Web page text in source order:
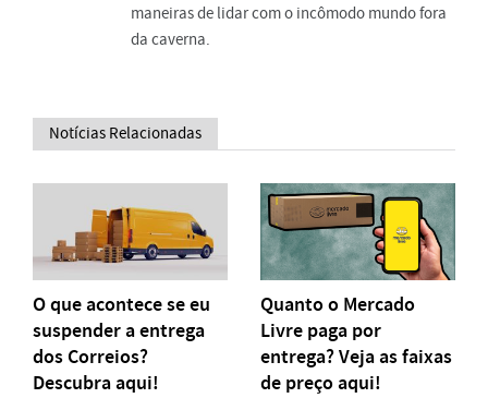
maneiras de lidar com o incômodo mundo fora
da caverna.
Notícias Relacionadas
O que acontece se eu
suspender a entrega
dos Correios?
Descubra aqui!
Quanto o Mercado
Livre paga por
entrega? Veja as faixas
de preço aqui!